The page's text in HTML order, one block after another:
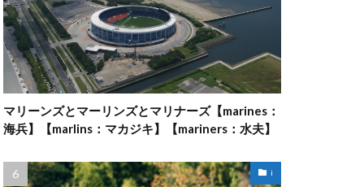
マリーンズとマーリンズとマリナーズ【marines：
海兵】【marlins：マカジキ】【mariners：水夫】
i